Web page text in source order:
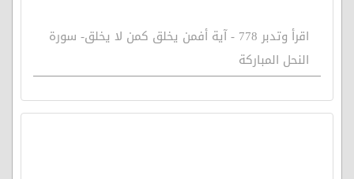
اقرأ وتدبر 778 - آية أفمن يخلق كمن لا يخلق- سورة
النحل المباركة